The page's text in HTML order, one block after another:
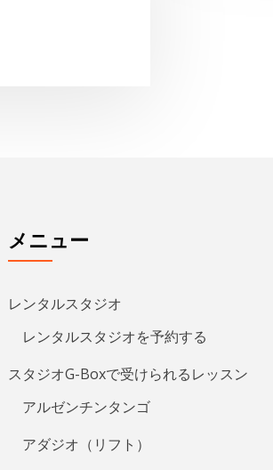
レンタルスタジオを予約する
スタジオG-Boxで受けられるレッスン
アルゼンチンタンゴ
アダジオ（リフト）
エアリアルストレッチ